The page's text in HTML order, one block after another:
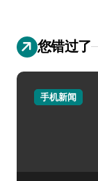
您错过了
手机新闻